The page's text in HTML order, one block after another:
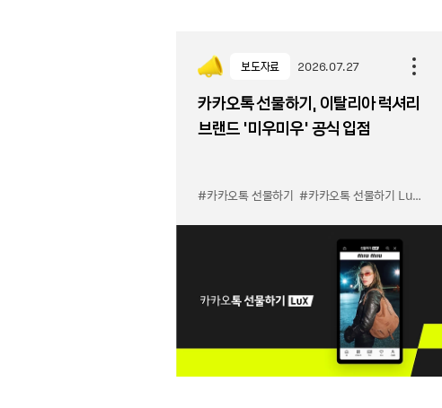
보도자료 2026.07.27
카카오톡 선물하기, 이탈리아 럭셔리
브랜드 '미우미우' 공식 입점
#카카오톡 선물하기 #카카오톡 선물하기 LuX 미우미우 입점